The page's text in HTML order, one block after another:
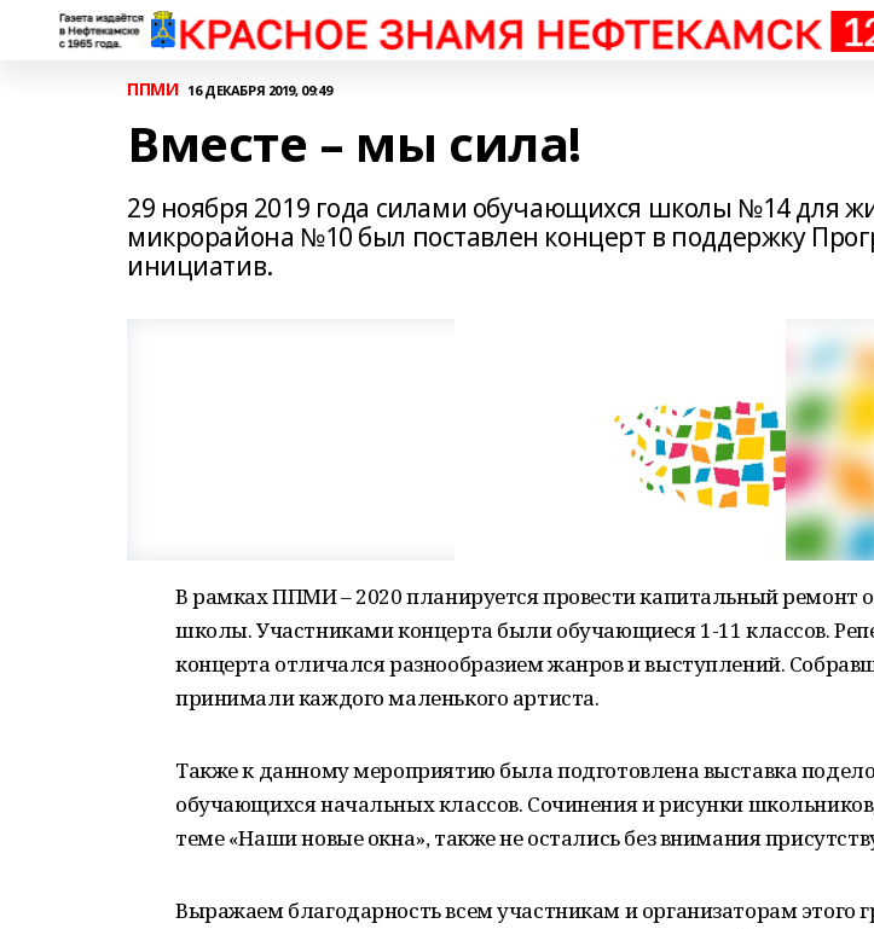
ППМИ 16 ДЕКАБРЯ 2019, 09:49
Вместе – мы сила!
29 ноября 2019 года силами обучающихся школы №14 для
микрорайона №10 был поставлен концерт в поддержку
инициатив.
В рамках ППМИ – 2020 планируется провести капитальный ремонт
школы. Участниками концерта были обучающиеся 1-11 классов.
концерта отличался разнообразием жанров и выступлений.
принимали каждого маленького артиста.
Также к данному мероприятию была подготовлена выставка
обучающихся начальных классов. Сочинения и рисунки
теме «Наши новые окна», также не остались без внимания
Выражаем благодарность всем участникам и организаторам этого